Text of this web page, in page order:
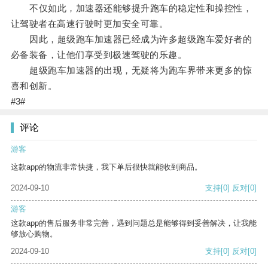
不仅如此，加速器还能够提升跑车的稳定性和操控性，
让驾驶者在高速行驶时更加安全可靠。
因此，超级跑车加速器已经成为许多超级跑车爱好者的
必备装备，让他们享受到极速驾驶的乐趣。
超级跑车加速器的出现，无疑将为跑车界带来更多的惊
喜和创新。
#3#
评论
游客
这款app的物流非常快捷，我下单后很快就能收到商品。
2024-09-10 支持[0] 反对[0]
游客
这款app的售后服务非常完善，遇到问题总是能够得到妥善解决，让我能
够放心购物。
2024-09-10
支持[0] 反对[0]